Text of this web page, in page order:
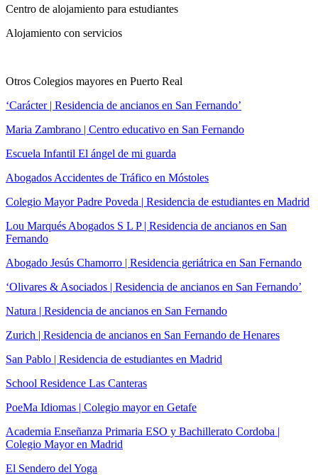
Centro de alojamiento para estudiantes
Alojamiento con servicios
Otros Colegios mayores en Puerto Real
‘Carácter | Residencia de ancianos en San Fernando’
Maria Zambrano | Centro educativo en San Fernando
Escuela Infantil El ángel de mi guarda
Abogados Accidentes de Tráfico en Móstoles
Colegio Mayor Padre Poveda | Residencia de estudiantes en Madrid
Lou Marqués Abogados S L P | Residencia de ancianos en San
Fernando
Abogado Jesús Chamorro | Residencia geriátrica en San Fernando
‘Olivares & Asociados | Residencia de ancianos en San Fernando’
Natura | Residencia de ancianos en San Fernando
Zurich | Residencia de ancianos en San Fernando de Henares
San Pablo | Residencia de estudiantes en Madrid
School Residence Las Canteras
PoeMa Idiomas | Colegio mayor en Getafe
Academia Enseñanza Primaria ESO y Bachillerato Cordoba |
Colegio Mayor en Madrid
El Sendero del Yoga